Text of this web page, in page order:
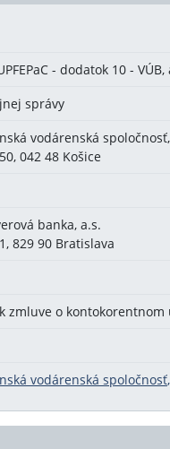
- dodatok 10 - VÚB,
správy
vodárenská
042 48 Košice
banka, a.s.
829 90 Bratislava
zmluve o kontokorentnom
vodárenská